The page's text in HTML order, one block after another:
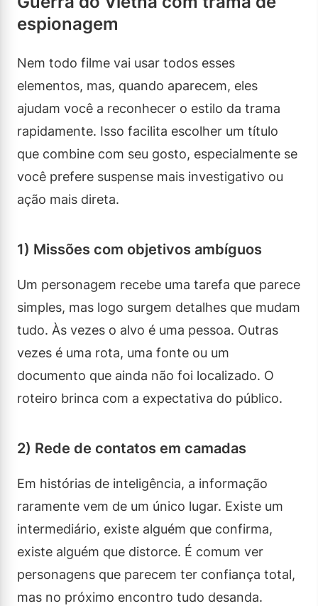
espionagem
Nem todo filme vai usar todos esses
elementos, mas, quando aparecem, eles
ajudam você a reconhecer o estilo da trama
rapidamente. Isso facilita escolher um título
que combine com seu gosto, especialmente se
você prefere suspense mais investigativo ou
ação mais direta.
1) Missões com objetivos ambíguos
Um personagem recebe uma tarefa que parece
simples, mas logo surgem detalhes que mudam
tudo. Às vezes o alvo é uma pessoa. Outras
vezes é uma rota, uma fonte ou um
documento que ainda não foi localizado. O
roteiro brinca com a expectativa do público.
2) Rede de contatos em camadas
Em histórias de inteligência, a informação
raramente vem de um único lugar. Existe um
intermediário, existe alguém que confirma,
existe alguém que distorce. É comum ver
personagens que parecem ter confiança total,
mas no próximo encontro tudo desanda.